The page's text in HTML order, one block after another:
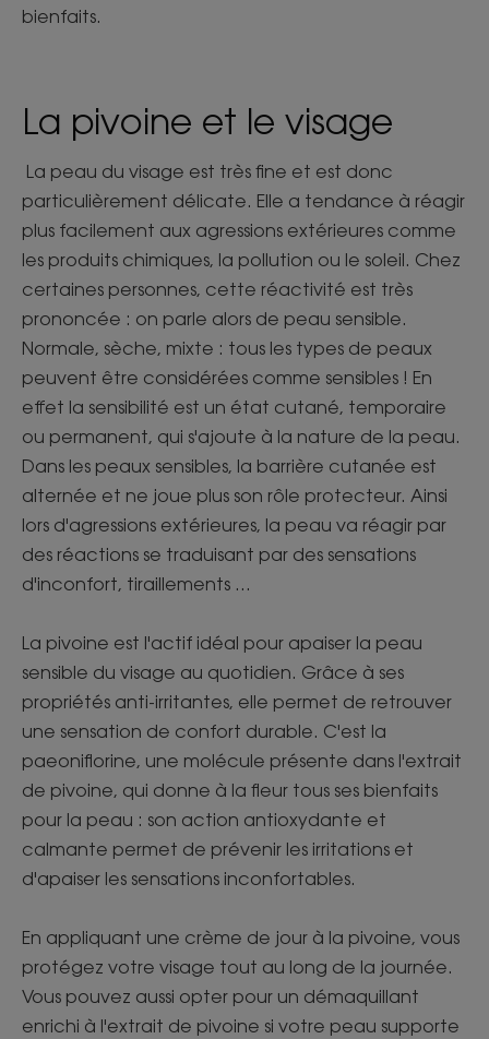
bienfaits.
La pivoine et le visage
La peau du visage est très fine et est donc
particulièrement délicate. Elle a tendance à réagir
plus facilement aux agressions extérieures comme
les produits chimiques, la pollution ou le soleil. Chez
certaines personnes, cette réactivité est très
prononcée : on parle alors de peau sensible.
Normale, sèche, mixte : tous les types de peaux
peuvent être considérées comme sensibles ! En
effet la sensibilité est un état cutané, temporaire
ou permanent, qui s'ajoute à la nature de la peau.
Dans les peaux sensibles, la barrière cutanée est
alternée et ne joue plus son rôle protecteur. Ainsi
lors d'agressions extérieures, la peau va réagir par
des réactions se traduisant par des sensations
d'inconfort, tiraillements …
La pivoine est l'actif idéal pour apaiser la peau
sensible du visage au quotidien. Grâce à ses
propriétés anti-irritantes, elle permet de retrouver
une sensation de confort durable. C'est la
paeoniflorine, une molécule présente dans l'extrait
de pivoine, qui donne à la fleur tous ses bienfaits
pour la peau : son action antioxydante et
calmante permet de prévenir les irritations et
d'apaiser les sensations inconfortables.
En appliquant une crème de jour à la pivoine, vous
protégez votre visage tout au long de la journée.
Vous pouvez aussi opter pour un démaquillant
enrichi à l'extrait de pivoine si votre peau supporte